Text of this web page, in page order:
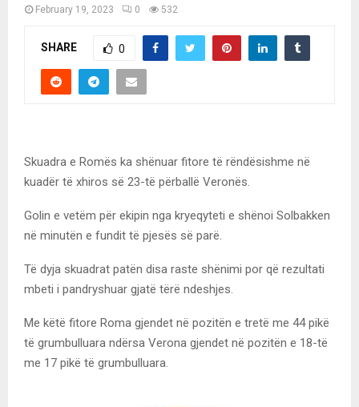
February 19, 2023 0 532
SHARE 0
Skuadra e Romës ka shënuar fitore të rëndësishme në
kuadër të xhiros së 23-të përballë Veronës.
Golin e vetëm për ekipin nga kryeqyteti e shënoi Solbakken
në minutën e fundit të pjesës së parë.
Të dyja skuadrat patën disa raste shënimi por që rezultati
mbeti i pandryshuar gjatë tërë ndeshjes.
Me këtë fitore Roma gjendet në pozitën e tretë me 44 pikë
të grumbulluara ndërsa Verona gjendet në pozitën e 18-të
me 17 pikë të grumbulluara.